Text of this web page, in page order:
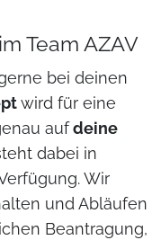
Team AZAV
bei deinen
wird für eine
aufdeine
dabei in
Wir
und Abläufen
Beantragung,